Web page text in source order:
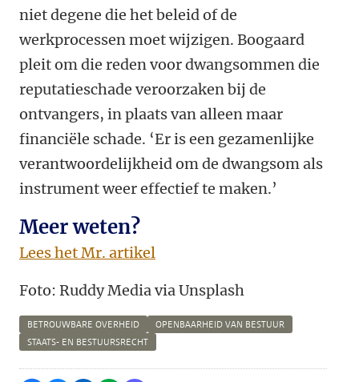
niet degene die het beleid of de
werkprocessen moet wijzigen. Boogaard
pleit om die reden voor dwangsommen die
reputatieschade veroorzaken bij de
ontvangers, in plaats van alleen maar
financiële schade. ‘Er is een gezamenlijke
verantwoordelijkheid om de dwangsom als
instrument weer effectief te maken.’
Meer weten?
Lees het Mr. artikel
Foto: Ruddy Media via Unsplash
BETROUWBARE OVERHEID
OPENBAARHEID VAN BESTUUR
STAATS- EN BESTUURSRECHT